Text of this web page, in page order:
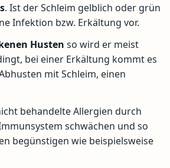
. Ist der Schleim gelblich oder grün
Infektion bzw. Erkältung vor.
Husten so wird er meist
bei einer Erkältung kommt es
mit Schleim, einen
behandelte Allergien durch
schwächen und so
begünstigen wie beispielsweise